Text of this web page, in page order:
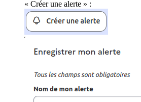
« Créer une alerte » :